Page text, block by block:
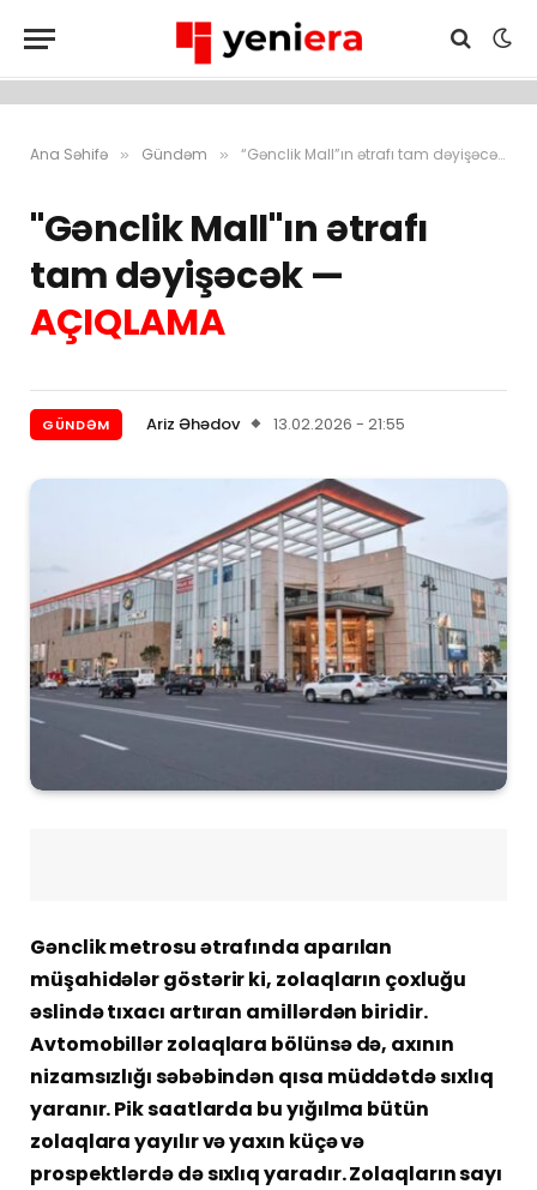
Ana Səhifə » Gündəm » “Gənclik Mall”ın ətrafı tam dəyişəcək — AÇIQLAMA
"Gənclik Mall"ın ətrafı
tam dəyişəcək —
AÇIQLAMA
GÜNDƏM Ariz Əhədov 13.02.2026 - 21:55
Gənclik metrosu ətrafında aparılan
müşahidələr göstərir ki, zolaqların çoxluğu
əslində tıxacı artıran amillərdən biridir.
Avtomobillər zolaqlara bölünsə də, axının
nizamsızlığı səbəbindən qısa müddətdə sıxlıq
yaranır. Pik saatlarda bu yığılma bütün
zolaqlara yayılır və yaxın küçə və
prospektlərdə də sıxlıq yaradır. Zolaqların sayı